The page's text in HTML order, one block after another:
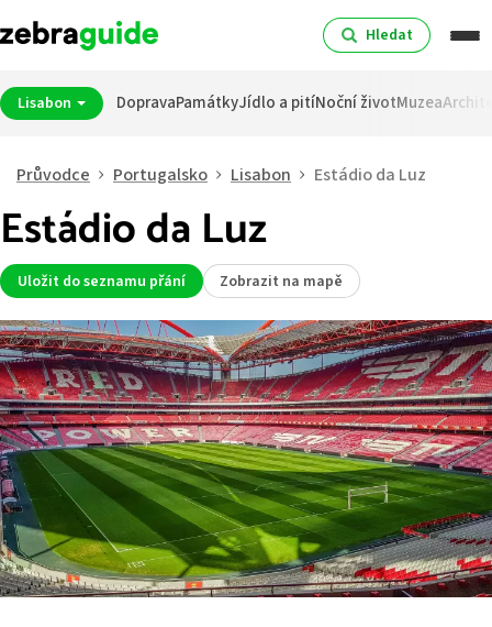
Hledat
Lisabon DopravaPamátkyJídlo a pitíNoční životMuzea
Průvodce Portugalsko Lisabon Estádio da Luz
Estádio da Luz
Uložit do seznamu přání Zobrazit na mapě